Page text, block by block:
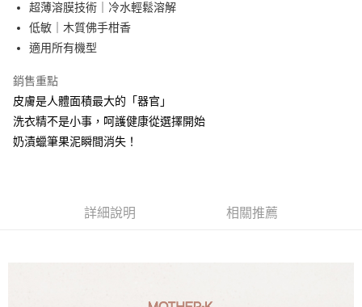
全盈+PAY
AFTEE先享後付
相關說明
AFTEE先享後付是「在收到商品之後才付款」的支付方式。 讓您購物簡單
便利好安心！
１．簡單：不需註冊會員、不需綁卡、不需儲值。
２．便利：只要手機號碼，簡訊認證，即可結帳。
１．於結帳方式選擇「AFTEE先享後付」後，將跳轉至「AFTEE先享後付」
結帳頁面，進行簡訊認證並確認金額後，即可完成結帳。
ATM／網路銀行／等多元方式進行付款，方視為交易完成。
付款後全家取貨
每筆NT$80，滿NT$999(含以上)免運費
每筆NT$100，滿NT$999(含以上)免運費
超薄溶膜技術｜冷水輕鬆溶解
低敏｜木質佛手柑香
適用所有機型
銷售重點
皮膚是人體面積最大的「器官」
洗衣精不是小事，呵護健康從選擇開始
奶漬蠟筆果泥瞬間消失！
詳細說明 相關推薦